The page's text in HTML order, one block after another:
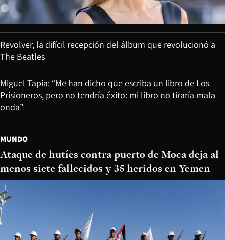
Revolver, la difícil recepción del álbum que revolucionó a
The Beatles
Miguel Tapia: “Me han dicho que escriba un libro de Los
Prisioneros, pero no tendría éxito: mi libro no tiraría mala
onda”
MUNDO
Ataque de hutíes contra puerto de Moca deja al
menos siete fallecidos y 35 heridos en Yemen